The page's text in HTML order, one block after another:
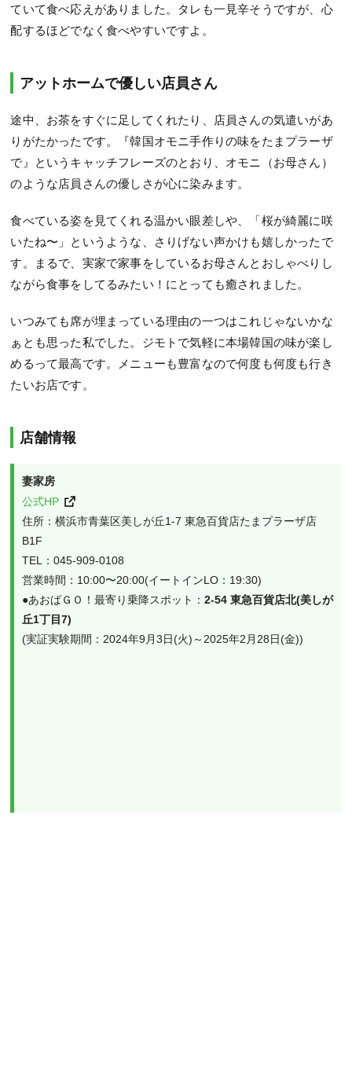
ていて食べ応えがありました。タレも一見辛そうですが、心
配するほどでなく食べやすいですよ。
アットホームで優しい店員さん
途中、お茶をすぐに足してくれたり、店員さんの気遣いがあ
りがたかったです。『韓国オモニ手作りの味をたまプラーザ
で』というキャッチフレーズのとおり、オモニ（お母さん）
のような店員さんの優しさが心に染みます。
食べている姿を見てくれる温かい眼差しや、「桜が綺麗に咲
いたね〜」というような、さりげない声かけも嬉しかったで
す。まるで、実家で家事をしているお母さんとおしゃべりし
ながら食事をしてるみたい！にとっても癒されました。
いつみても席が埋まっている理由の一つはこれじゃないかな
ぁとも思った私でした。ジモトで気軽に本場韓国の味が楽し
めるって最高です。メニューも豊富なので何度も何度も行き
たいお店です。
店舗情報
妻家房
公式HP
住所：横浜市青葉区美しが丘1-7 東急百貨店たまプラーザ店
B1F
TEL：045-909-0108
営業時間：10:00〜20:00(イートインLO：19:30)
●あおばＧＯ！最寄り乗降スポット：2-54 東急百貨店北(美しが